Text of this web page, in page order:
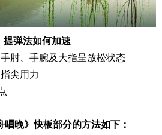
提弹法如何加速
肘、手腕及大指呈放松状态
尖用力
晚》快板部分的方法如下：